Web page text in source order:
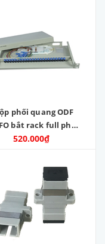
phối quang ODF
bắt rack full phụ
kiện
520.000₫